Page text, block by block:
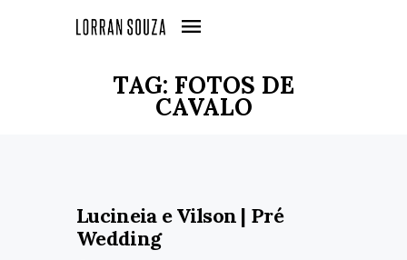
TAG: FOTOS DE
CAVALO
Lucineia e Vilson | Pré
Wedding